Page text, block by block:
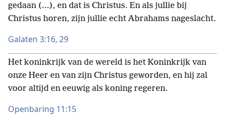
gedaan (...), en dat is Christus. En als jullie bij
Christus horen, zijn jullie echt Abrahams nageslacht.
Galaten 3:16, 29
Het koninkrijk van de wereld is het Koninkrijk van
onze Heer en van zijn Christus geworden, en hij zal
voor altijd en eeuwig als koning regeren.
Openbaring 11:15